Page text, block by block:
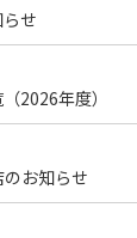
せ
2026年度）
お知らせ